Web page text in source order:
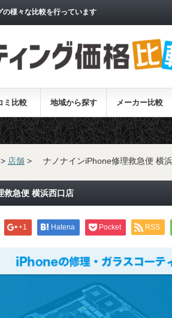
様々な比較を行っています
ミ比較 地域から探す メーカー比較
> 店舗 > ナノナインiPhone修理救急便 横
急便 横浜西口店
+1 Hatena Pocket RSS